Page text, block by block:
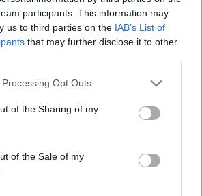
participants. This information may
us to third parties on the IAB’s List of
that may further disclose it to other
Opt Outs
of the Sharing of my
of the Sale of my